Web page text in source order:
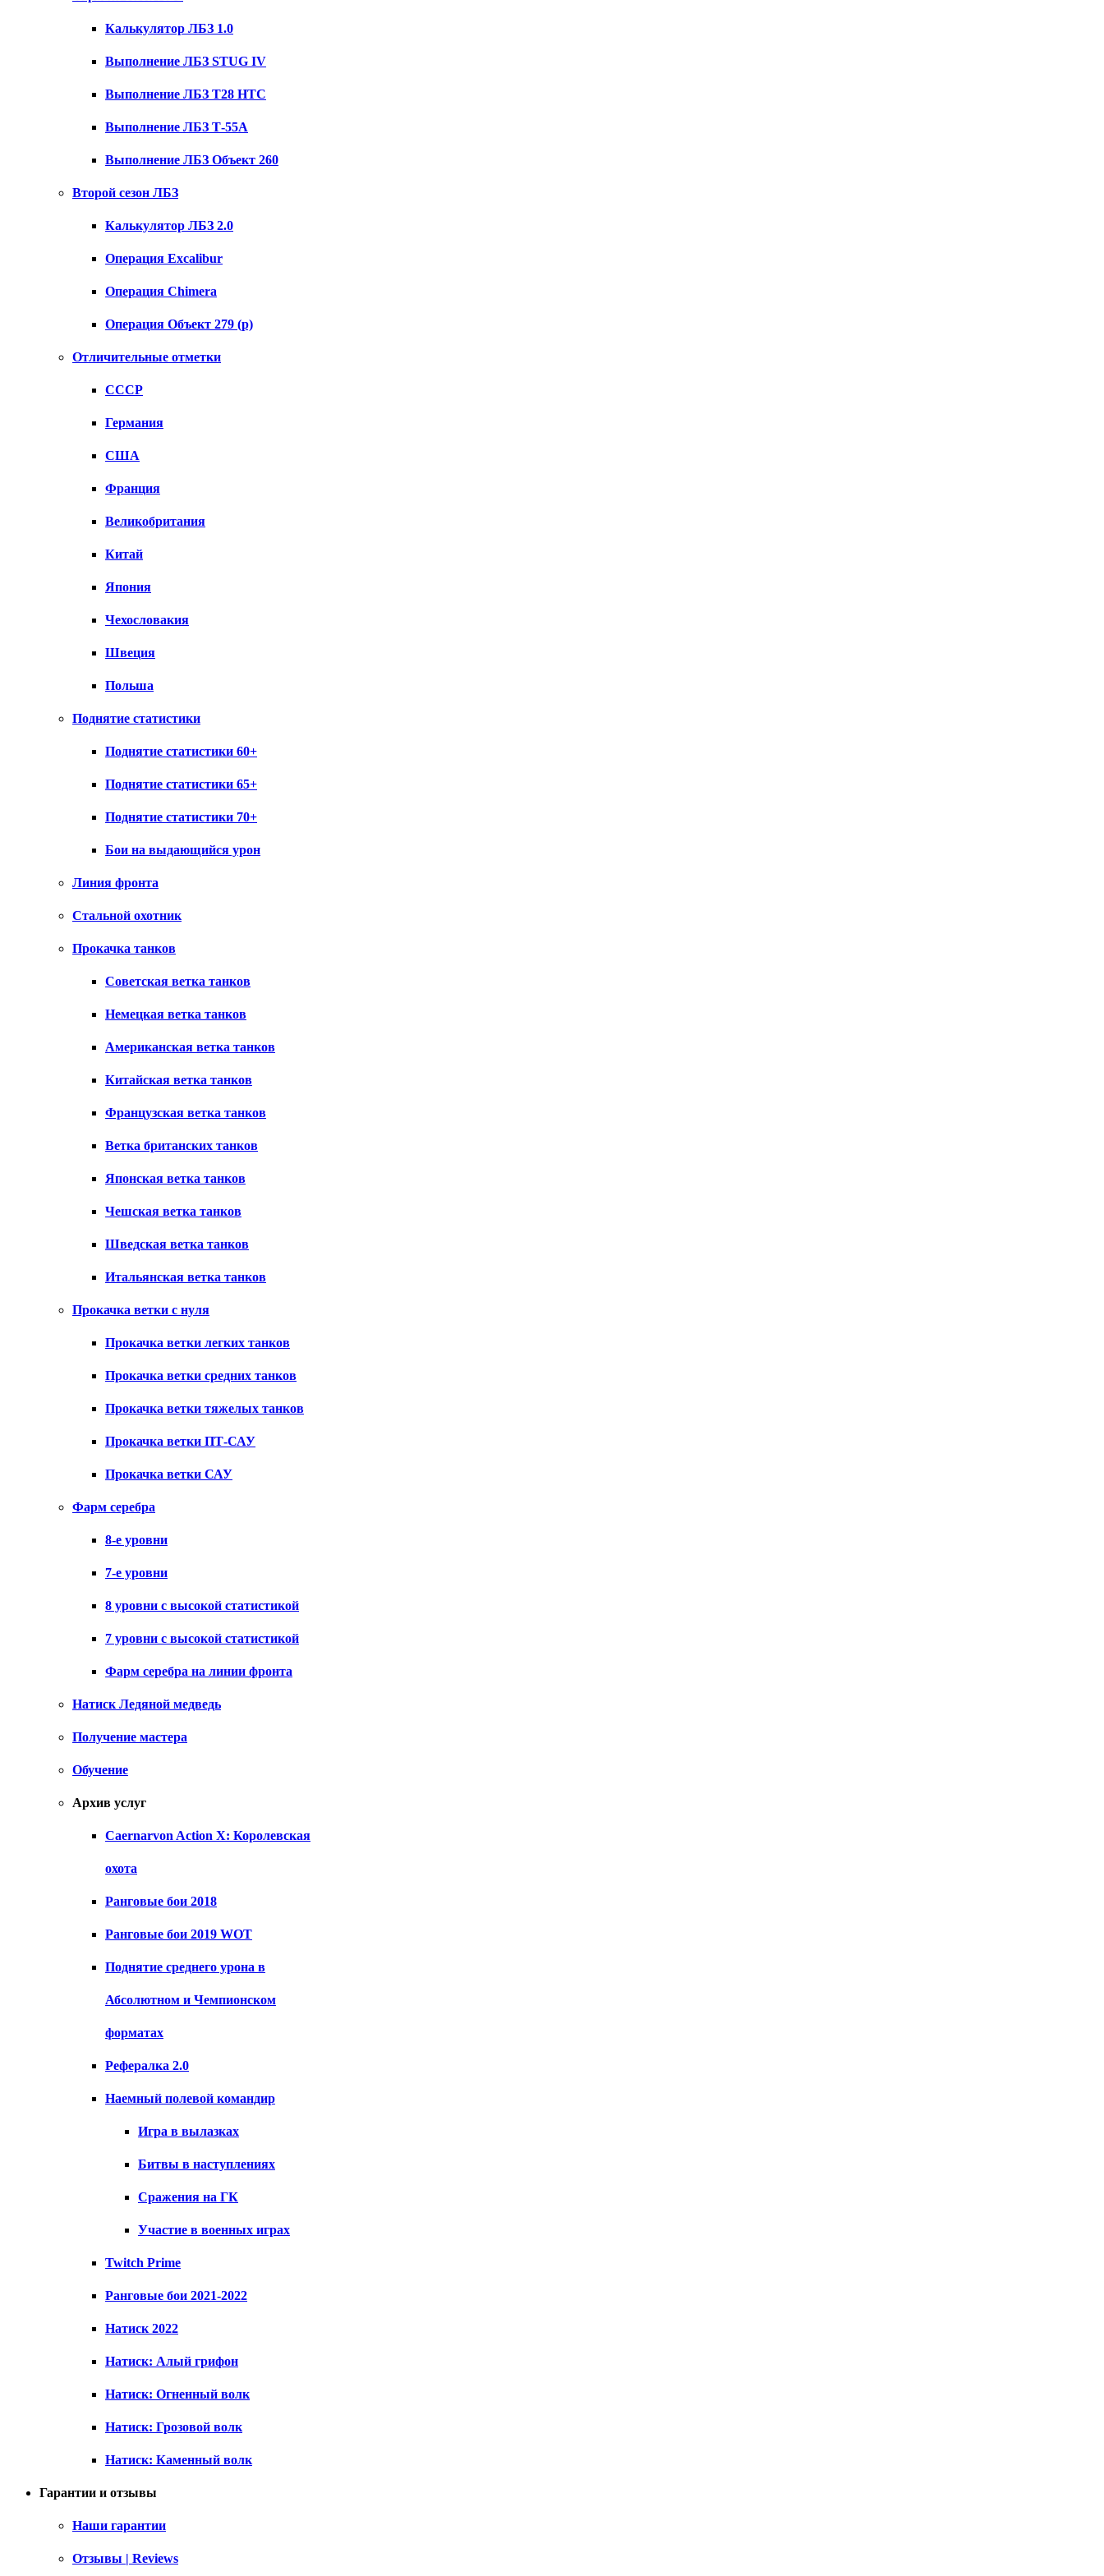
Калькулятор ЛБЗ 1.0
Выполнение ЛБЗ STUG IV
Выполнение ЛБЗ T28 HTC
Выполнение ЛБЗ Т-55А
Выполнение ЛБЗ Объект 260
Второй сезон ЛБЗ
Калькулятор ЛБЗ 2.0
Операция Excalibur
Операция Chimera
Операция Объект 279 (р)
Отличительные отметки
СССР
Германия
США
Франция
Великобритания
Китай
Япония
Чехословакия
Швеция
Польша
Поднятие статистики
Поднятие статистики 60+
Поднятие статистики 65+
Поднятие статистики 70+
Бои на выдающийся урон
Линия фронта
Стальной охотник
Прокачка танков
Советская ветка танков
Немецкая ветка танков
Американская ветка танков
Китайская ветка танков
Французская ветка танков
Ветка британских танков
Японская ветка танков
Чешская ветка танков
Шведская ветка танков
Итальянская ветка танков
Прокачка ветки с нуля
Прокачка ветки легких танков
Прокачка ветки средних танков
Прокачка ветки тяжелых танков
Прокачка ветки ПТ-САУ
Прокачка ветки САУ
Фарм серебра
8-е уровни
7-е уровни
8 уровни с высокой статистикой
7 уровни с высокой статистикой
Фарм серебра на линии фронта
Натиск Ледяной медведь
Получение мастера
Обучение
Архив услуг
Caernarvon Action X: Королевская
охота
Ранговые бои 2018
Ранговые бои 2019 WOT
Поднятие среднего урона в
Абсолютном и Чемпионском
форматах
Рефералка 2.0
Наемный полевой командир
Игра в вылазках
Битвы в наступлениях
Сражения на ГК
Участие в военных играх
Twitch Prime
Ранговые бои 2021-2022
Натиск 2022
Натиск: Алый грифон
Натиск: Огненный волк
Натиск: Грозовой волк
Натиск: Каменный волк
Гарантии и отзывы
Наши гарантии
Отзывы | Reviews